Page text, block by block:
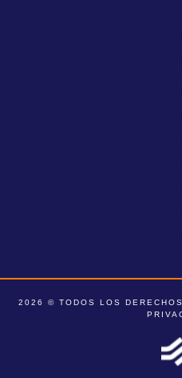
2026 © TODOS LOS